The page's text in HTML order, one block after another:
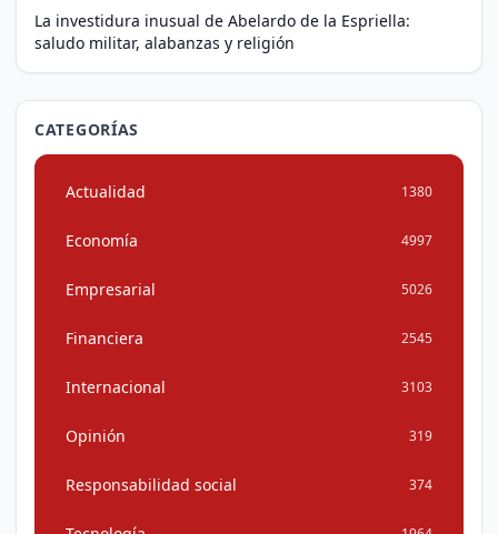
La investidura inusual de Abelardo de la Espriella:
saludo militar, alabanzas y religión
CATEGORÍAS
Actualidad 1380
Economía 4997
Empresarial 5026
Financiera 2545
Internacional 3103
Opinión 319
Responsabilidad social 374